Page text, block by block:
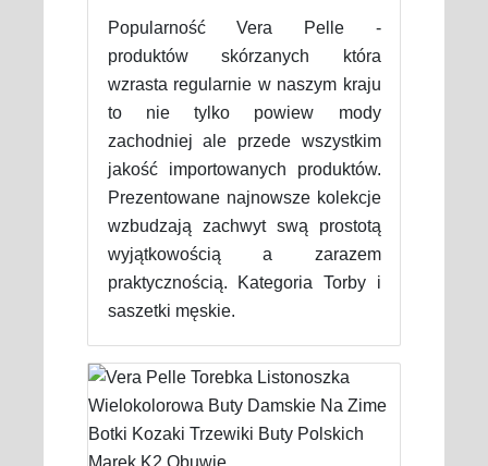
Popularność Vera Pelle -
produktów skórzanych która
wzrasta regularnie w naszym kraju
to nie tylko powiew mody
zachodniej ale przede wszystkim
jakość importowanych produktów.
Prezentowane najnowsze kolekcje
wzbudzają zachwyt swą prostotą
wyjątkowością a zarazem
praktycznością. Kategoria Torby i
saszetki męskie.